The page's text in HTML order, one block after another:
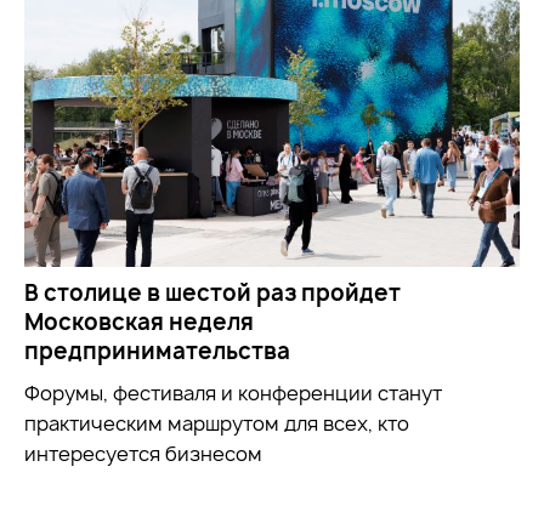
В столице в шестой раз пройдет
Московская неделя
предпринимательства
Форумы, фестиваля и конференции станут
практическим маршрутом для всех, кто
интересуется бизнесом